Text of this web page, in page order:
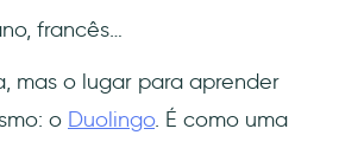
francês…
mas o lugar para aprender
o Duolingo. É como uma